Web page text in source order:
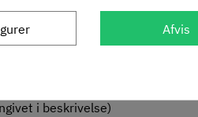
i beskrivelse)
Afvis